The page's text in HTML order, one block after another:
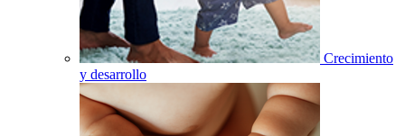
Crecimiento
y desarrollo